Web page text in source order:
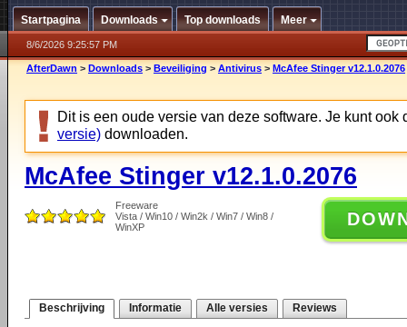
Startpagina Downloads Top downloads Meer
8/6/2026 9:25:57 PM
AfterDawn > Downloads > Beveiliging > Antivirus > McAfee Stinger v12.1.0.2076
Dit is een oude versie van deze software. Je kunt ook
versie) downloaden.
McAfee Stinger v12.1.0.2076
Freeware
Vista / Win10 / Win2k / Win7 / Win8 /
WinXP
Beschrijving Informatie Alle versies Reviews